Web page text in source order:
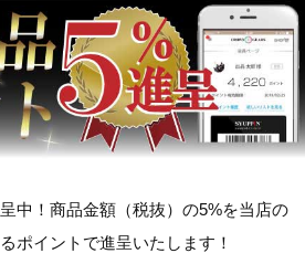
中！商品金額（税抜）の5%を当店の
ポイントで進呈いたします！